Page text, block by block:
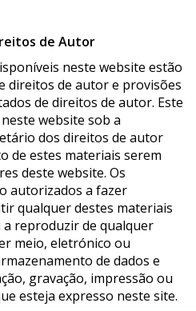
de Autor
neste website estão
direitos de autor e provisões
de direitos de autor. Este
website sob a
dos direitos de autor
de estes materiais serem
deste website. Os
autorizados a fazer
qualquer destes materiais
reproduzir de qualquer
meio, eletrónico ou
de dados e
gravação, impressão ou
esteja expresso neste site.